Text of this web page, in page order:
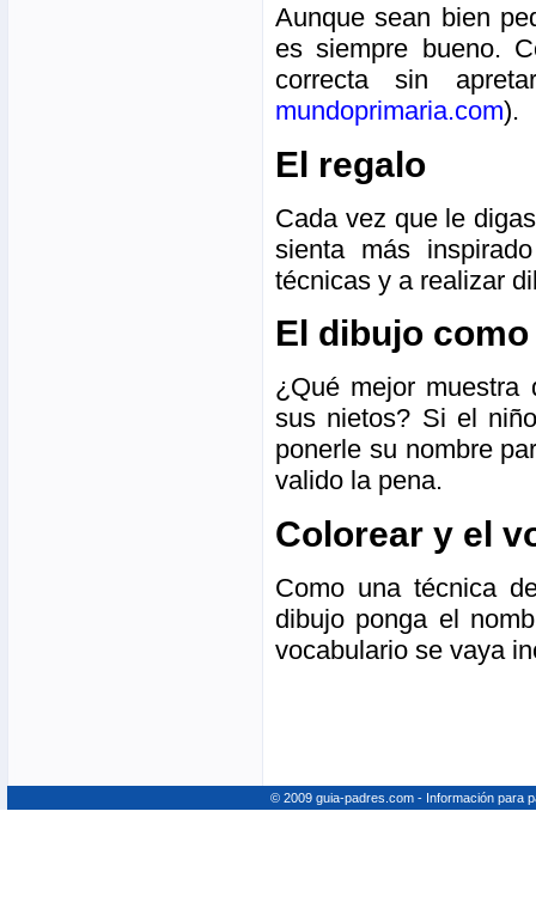
Aunque sean bien
es siempre bueno.
correcta sin
mundoprimaria.com).
El regalo
Cada vez que le
sienta más
técnicas y a realizar
El dibujo
¿Qué mejor
sus nietos? Si el
ponerle su nombre
valido la pena.
Colorear y el
Como una técnica
dibujo ponga el
vocabulario se vaya
© 2009 guia-padres.com - Información para